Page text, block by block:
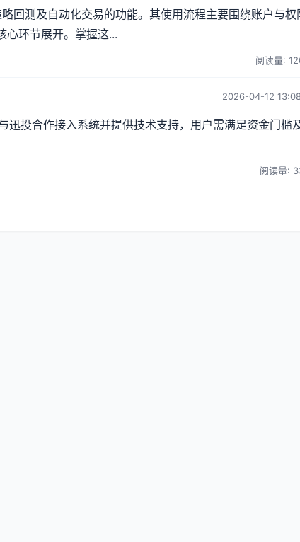
回测及自动化交易的功能。其使用流程主要围绕账户与权
心环节展开。掌握这...
阅读量:
2026-04-12
投合作接入系统并提供技术支持，用户需满足资金门槛
阅读量: